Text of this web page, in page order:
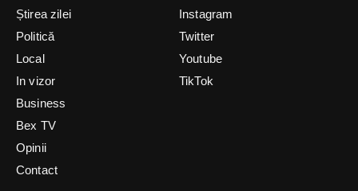
Știrea zilei
Politică
Local
In vizor
Business
Bex TV
Opinii
Contact
Instagram
Twitter
Youtube
TikTok